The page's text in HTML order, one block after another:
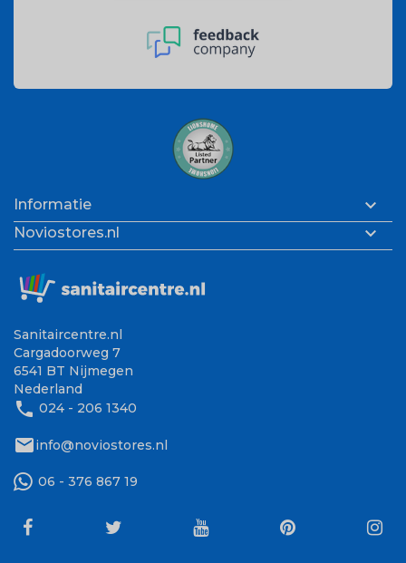
Informatie 
Noviostores.nl 
Sanitaircentre.nl
Cargadoorweg 7
6541 BT Nijmegen
Nederland
phone 024 - 206 1340
mailinfo@noviostores.nl
06 - 376 867 19